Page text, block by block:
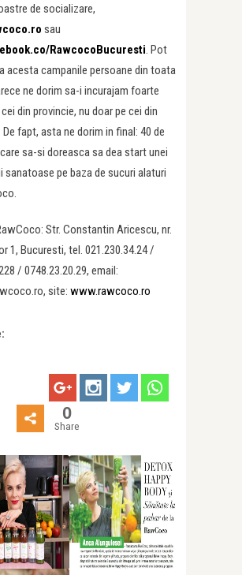
de socializare,
sau
RawcocoBucuresti. Pot
acesta campanile persoane din toata
ne dorim sa-i incurajam foarte
din provincie, nu doar pe cei din
fapt, asta ne dorim in final: 40 de
sa-si doreasca sa dea start unei
sanatoase pe baza de sucuri alaturi
Str. Constantin Aricescu, nr.
1, Bucuresti, tel. 021.230.34.24 /
/ 0748.23.20.29, email:
site: www.rawcoco.ro
0
Share